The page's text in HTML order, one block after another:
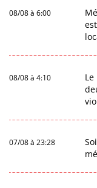
08/08 à 6:00
08/08 à 4:10
07/08 à 23:28